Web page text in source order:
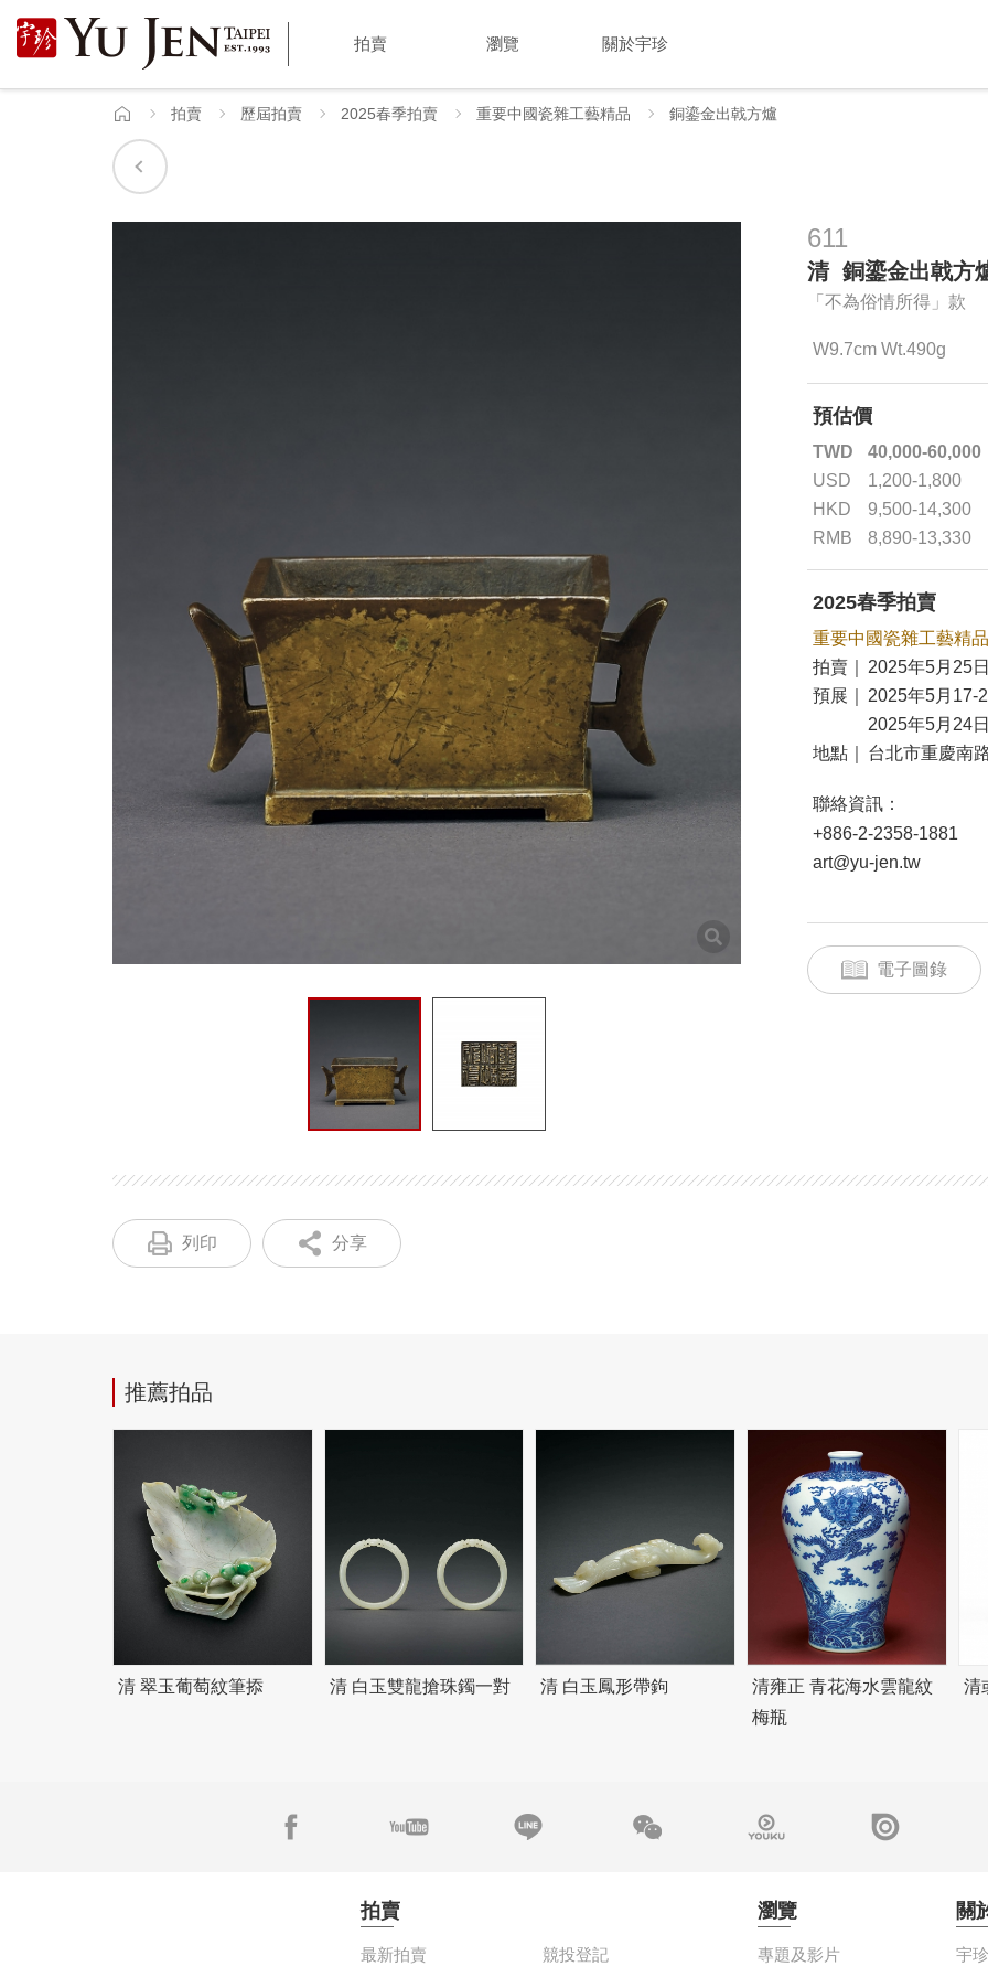
宇
珍
拍賣 瀏覽 關於宇珍
首
頁
拍賣 歷屆拍賣 2025春季拍賣 重要中國瓷雜工藝精品 銅鎏金出戟方爐
611
清 銅鎏金出戟方
「不為俗情所得」款
W9.7cm Wt.490g
預估價
TWD
40,000-60,000
USD
1,200-1,800
HKD
9,500-14,300
RMB
8,890-13,330
2025春季拍賣
重要中國瓷雜工藝精品
拍賣｜
2025年5月25
預展｜
2025年5月17-
2025年5月24
地點｜
台北市重慶南
聯絡資訊：
+886-2-2358-1881
art@yu-jen.tw
電子圖錄
列印 分享
推薦拍品
清 翠玉葡萄紋筆掭 清 白玉雙龍搶珠鐲一對 清 白玉鳳形帶鉤
清雍正 青花海水雲龍紋
梅瓶
清
拍賣
最新拍賣 競投登記
瀏覽
專題及影片
關
宇